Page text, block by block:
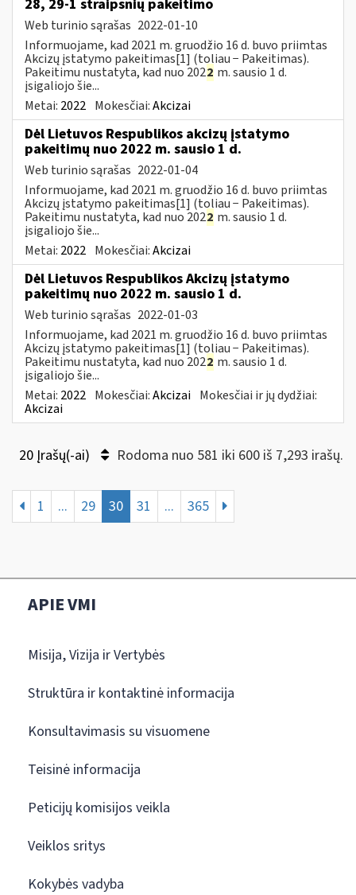
28, 29-1 straipsnių pakeitimo
Web turinio sąrašas 2022-01-10
Informuojame, kad 2021 m. gruodžio 16 d. buvo priimtas
Akcizų įstatymo pakeitimas[1] (toliau − Pakeitimas).
Pakeitimu nustatyta, kad nuo 2022 m. sausio 1 d.
įsigaliojo šie...
Metai: 2022 Mokesčiai:Akcizai
Dėl Lietuvos Respublikos akcizų įstatymo
pakeitimų nuo 2022 m. sausio 1 d.
Web turinio sąrašas 2022-01-04
Informuojame, kad 2021 m. gruodžio 16 d. buvo priimtas
Akcizų įstatymo pakeitimas[1] (toliau − Pakeitimas).
Pakeitimu nustatyta, kad nuo 2022 m. sausio 1 d.
įsigaliojo šie...
Metai: 2022 Mokesčiai:Akcizai
Dėl Lietuvos Respublikos Akcizų įstatymo
pakeitimų nuo 2022 m. sausio 1 d.
Web turinio sąrašas 2022-01-03
Informuojame, kad 2021 m. gruodžio 16 d. buvo priimtas
Akcizų įstatymo pakeitimas[1] (toliau − Pakeitimas).
Pakeitimu nustatyta, kad nuo 2022 m. sausio 1 d.
įsigaliojo šie...
Metai: 2022 Mokesčiai:Akcizai Mokesčiai ir jų dydžiai:
Akcizai
20 Įrašų(-ai) Rodoma nuo 581 iki 600 iš 7,293 irašų.
1 ... 29 30 31 ... 365
APIE VMI
Misija, Vizija ir Vertybės
Struktūra ir kontaktinė informacija
Konsultavimasis su visuomene
Teisinė informacija
Peticijų komisijos veikla
Veiklos sritys
Kokybės vadyba